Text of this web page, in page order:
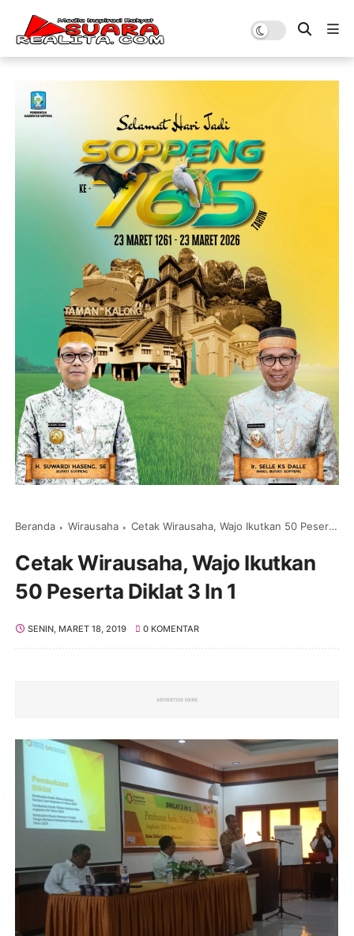
Beranda Wirausaha Cetak Wirausaha, Wajo Ikutkan 50 Peserta Diklat 3 In 1
Cetak Wirausaha, Wajo Ikutkan
50 Peserta Diklat 3 In 1
SENIN, MARET 18, 2019 0 KOMENTAR